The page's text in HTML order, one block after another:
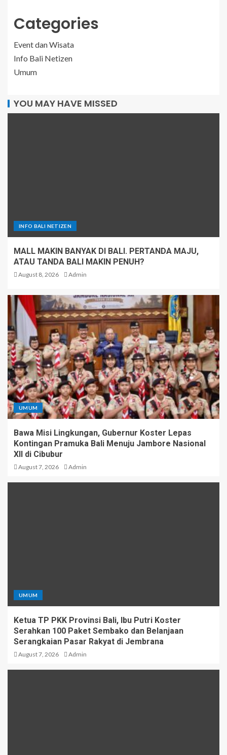
Categories
Event dan Wisata
Info Bali Netizen
Umum
YOU MAY HAVE MISSED
INFO BALI NETIZEN
MALL MAKIN BANYAK DI BALI. PERTANDA MAJU,
ATAU TANDA BALI MAKIN PENUH?
August 8, 2026 Admin
UMUM
Bawa Misi Lingkungan, Gubernur Koster Lepas
Kontingan Pramuka Bali Menuju Jambore Nasional
XII di Cibubur
August 7, 2026 Admin
UMUM
Ketua TP PKK Provinsi Bali, Ibu Putri Koster
Serahkan 100 Paket Sembako dan Belanjaan
Serangkaian Pasar Rakyat di Jembrana
August 7, 2026 Admin